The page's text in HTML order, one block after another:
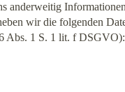
wir die folgenden
Abs. 1 S. 1 lit. f DSGVO):